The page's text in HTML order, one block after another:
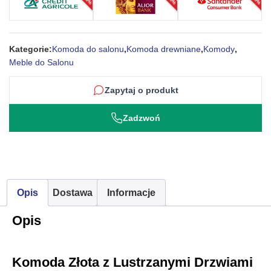
Ozdobnymi
–
Avola
Kategorie:Komoda do salonu,Komoda drewniane,Komody,
Meble do Salonu
Zapytaj o produkt
Zadzwoń
Opis Dostawa Informacje
Opis
Komoda Złota z Lustrzanymi Drzwiami